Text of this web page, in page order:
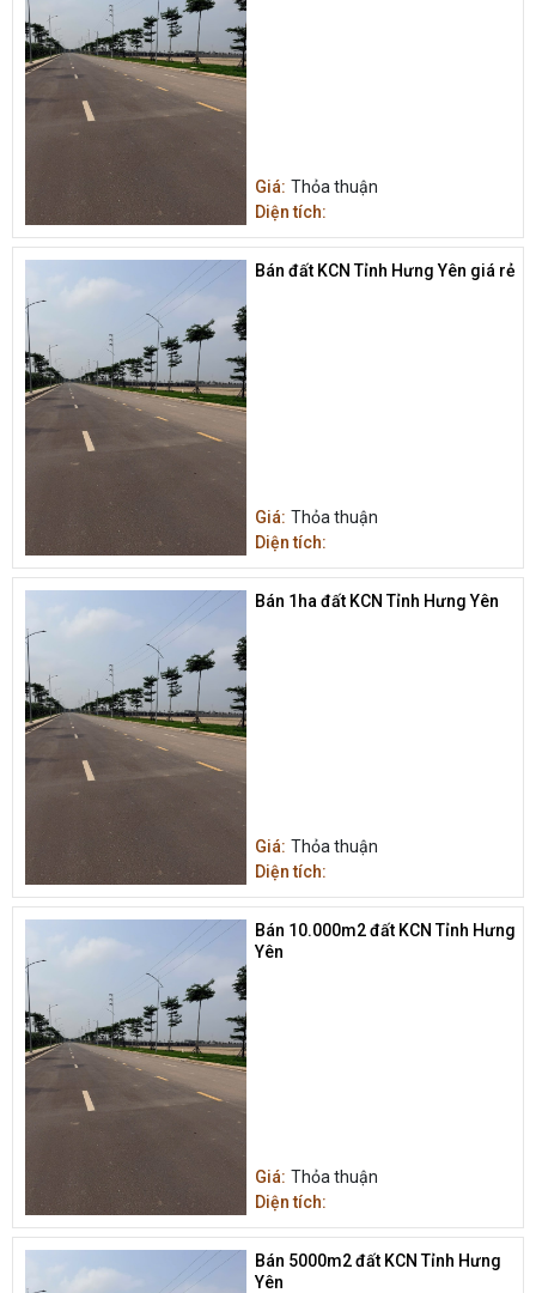
Giá: Thỏa thuận
Diện tích:
Bán đất KCN Tỉnh Hưng Yên giá rẻ
Giá: Thỏa thuận
Diện tích:
Bán 1ha đất KCN Tỉnh Hưng Yên
Giá: Thỏa thuận
Diện tích:
Bán 10.000m2 đất KCN Tỉnh Hưng
Yên
Giá: Thỏa thuận
Diện tích:
Bán 5000m2 đất KCN Tỉnh Hưng
Yên